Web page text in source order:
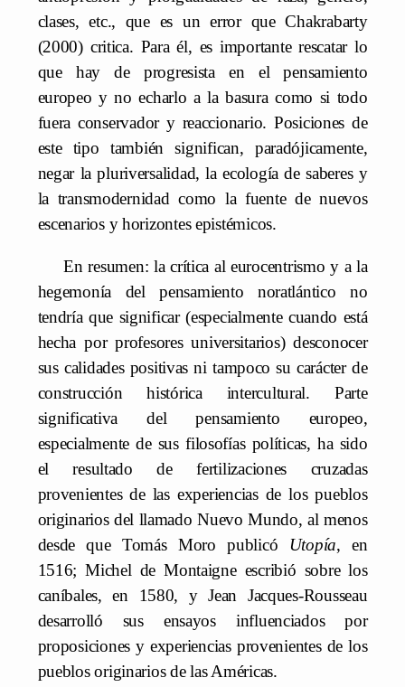
clases, etc., que es un error que Chakrabarty
(2000) critica. Para él, es importante rescatar lo
que hay de progresista en el pensamiento
europeo y no echarlo a la basura como si todo
fuera conservador y reaccionario. Posiciones de
este tipo también significan, paradójicamente,
negar la pluriversalidad, la ecología de saberes y
la transmodernidad como la fuente de nuevos
escenarios y horizontes epistémicos.
En resumen: la crítica al eurocentrismo y a la
hegemonía del pensamiento noratlántico no
tendría que significar (especialmente cuando está
hecha por profesores universitarios) desconocer
sus calidades positivas ni tampoco su carácter de
construcción histórica intercultural. Parte
significativa del pensamiento europeo,
especialmente de sus filosofías políticas, ha sido
el resultado de fertilizaciones cruzadas
provenientes de las experiencias de los pueblos
originarios del llamado Nuevo Mundo, al menos
desde que Tomás Moro publicó Utopía, en
1516; Michel de Montaigne escribió sobre los
caníbales, en 1580, y Jean Jacques-Rousseau
desarrolló sus ensayos influenciados por
proposiciones y experiencias provenientes de los
pueblos originarios de las Américas.